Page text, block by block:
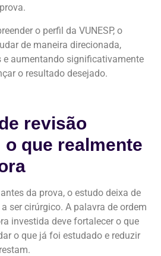
o perfil da VUNESP, o
de maneira direcionada,
e aumentando significativamente
o resultado desejado.
revisão
que realmente
da prova, o estudo deixa de
ser cirúrgico. A palavra de ordem
investida deve fortalecer o que
o que já foi estudado e reduzir